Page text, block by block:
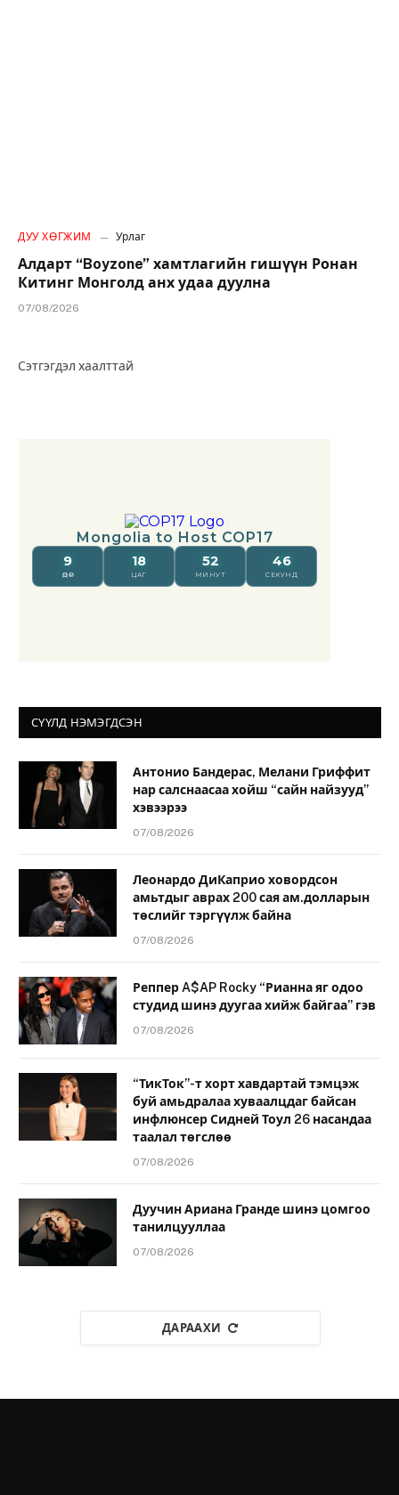
ДУУ ХӨГЖИМ Урлаг
Алдарт “Boyzone” хамтлагийн гишүүн Ронан
Китинг Монголд анх удаа дуулна
07/08/2026
Сэтгэгдэл хаалттай
СҮҮЛД НЭМЭГДСЭН
Антонио Бандерас, Мелани Гриффит
нар салснаасаа хойш “сайн найзууд”
хэвээрээ
07/08/2026
Леонардо ДиКаприо ховордсон
амьтдыг аврах 200 сая ам.долларын
төслийг тэргүүлж байна
07/08/2026
Реппер A$AP Rocky “Рианна яг одоо
студид шинэ дуугаа хийж байгаа” гэв
07/08/2026
“ТикТок”-т хорт хавдартай тэмцэж
буй амьдралаа хуваалцдаг байсан
инфлюнсер Сидней Тоул 26 насандаа
таалал төгслөө
07/08/2026
Дуучин Ариана Гранде шинэ цомгоо
танилцууллаа
07/08/2026
ДАРААХИ